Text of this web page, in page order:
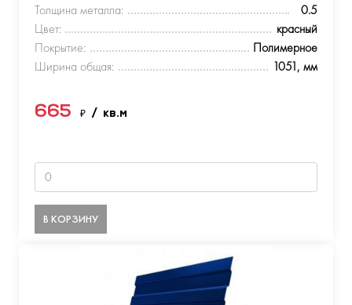
Толщина металла:
0.5
Цвет:
красный
Покрытие:
Полимерное
Ширина общая:
1051, мм
665 ₽ / кв.м
В КОРЗИНУ